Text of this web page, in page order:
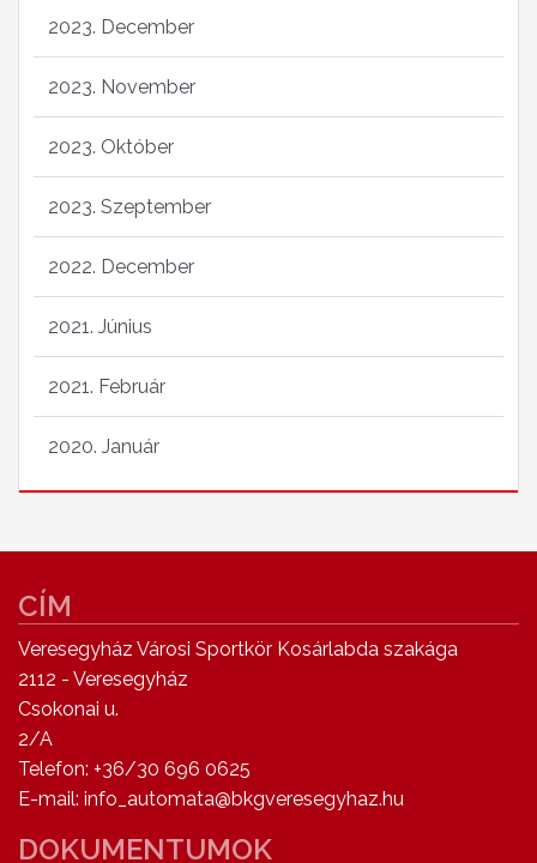
2023. December
2023. November
2023. Október
2023. Szeptember
2022. December
2021. Június
2021. Február
2020. Január
CÍM
Veresegyház Városi Sportkör Kosárlabda szakága
2112 - Veresegyház
Csokonai u.
2/A
Telefon: +36/30 696 0625
E-mail: info_automata@bkgveresegyhaz.hu
DOKUMENTUMOK